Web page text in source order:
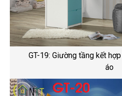
GT-19: Giường tầng kết hợp
áo